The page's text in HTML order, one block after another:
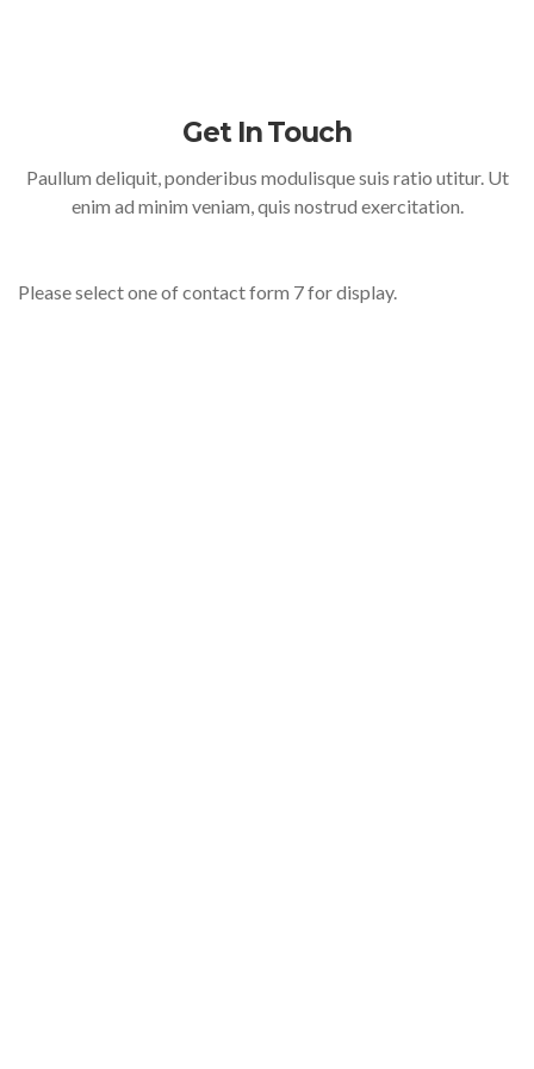
Get In Touch
Paullum deliquit, ponderibus modulisque suis ratio utitur. Ut
enim ad minim veniam, quis nostrud exercitation.
Please select one of contact form 7 for display.